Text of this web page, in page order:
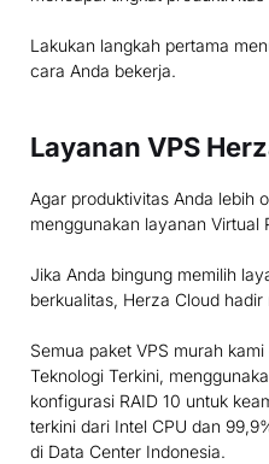
Lakukan langkah pertama
cara Anda bekerja.
Layanan VPS
Agar produktivitas Anda lebih
menggunakan layanan Virtual
Jika Anda bingung memilih
berkualitas, Herza Cloud
Semua paket VPS murah
Teknologi Terkini,
konfigurasi RAID 10 untuk
terkini dari Intel CPU dan
di Data Center Indonesia.